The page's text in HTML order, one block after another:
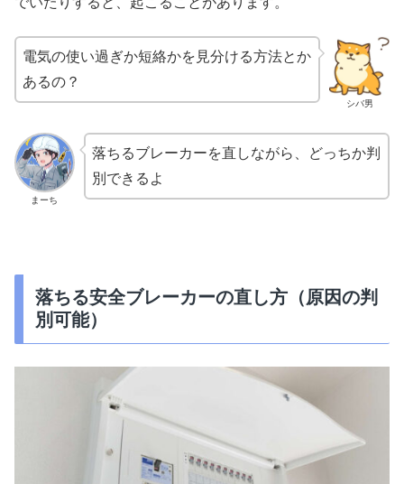
シバ男
電気の使い過ぎか短絡かを見分ける方法とか
あるの？
まーち
落ちるブレーカーを直しながら、どっちか判
別できるよ
落ちる安全ブレーカーの直し方（原因の判
別可能）